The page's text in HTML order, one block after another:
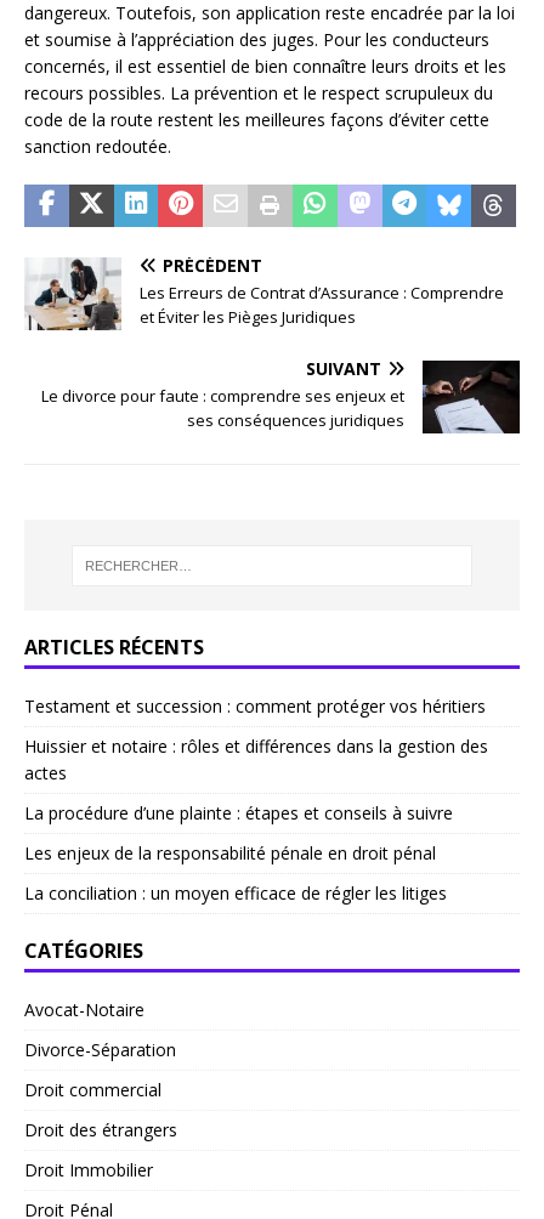
dangereux. Toutefois, son application reste encadrée par la loi
et soumise à l’appréciation des juges. Pour les conducteurs
concernés, il est essentiel de bien connaître leurs droits et les
recours possibles. La prévention et le respect scrupuleux du
code de la route restent les meilleures façons d’éviter cette
sanction redoutée.
PRÉCÉDENT
Les Erreurs de Contrat d’Assurance : Comprendre
et Éviter les Pièges Juridiques
SUIVANT
Le divorce pour faute : comprendre ses enjeux et
ses conséquences juridiques
ARTICLES RÉCENTS
Testament et succession : comment protéger vos héritiers
Huissier et notaire : rôles et différences dans la gestion des
actes
La procédure d’une plainte : étapes et conseils à suivre
Les enjeux de la responsabilité pénale en droit pénal
La conciliation : un moyen efficace de régler les litiges
CATÉGORIES
Avocat-Notaire
Divorce-Séparation
Droit commercial
Droit des étrangers
Droit Immobilier
Droit Pénal